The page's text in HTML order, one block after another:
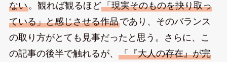
ない。観れば観るほど「現実そのものを抉り取っ
ている」と感じさせる作品であり、そのバランス
の取り方がとても見事だったと思う。さらに、こ
の記事の後半で触れるが、 「『大人の存在』が完